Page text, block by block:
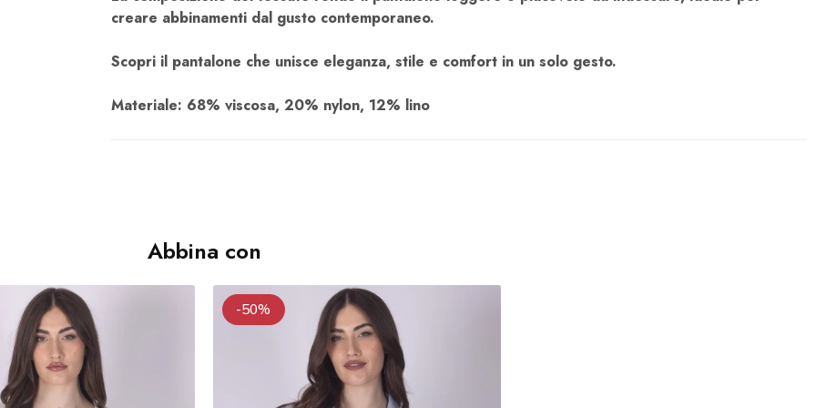
creare abbinamenti dal gusto contemporaneo.
Scopri il pantalone che unisce eleganza, stile e comfort in un solo gesto.
Materiale: 68% viscosa, 20% nylon, 12% lino
Abbina con
-50%